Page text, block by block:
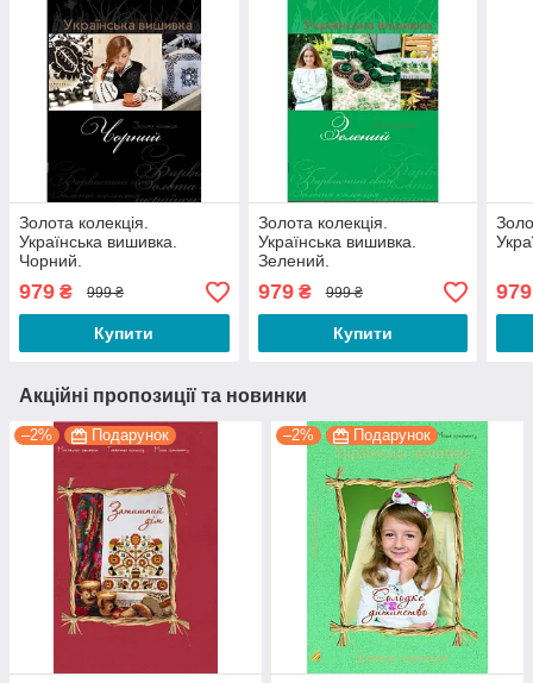
Золота колекція.
Українська вишивка.
Чорний.
979 ₴ 999 ₴
Купити
Золота колекція.
Українська вишивка.
Зелений.
979₴ 999 ₴
Купити
979
Акційні пропозиції та новинки
–2% Подарунок –2% Подарунок